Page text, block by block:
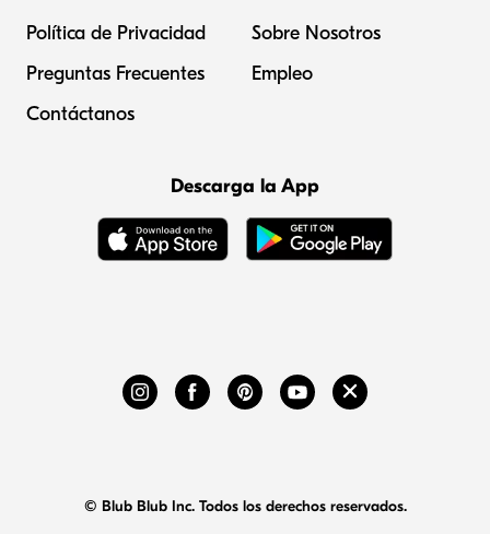
Política de Privacidad
Preguntas Frecuentes
Contáctanos
Sobre Nosotros
Empleo
Descarga la App
© Blub Blub Inc. Todos los derechos reservados.